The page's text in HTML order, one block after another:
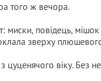
того ж вечора.
миски, повідець,
зверху
цуценячого віку. Без